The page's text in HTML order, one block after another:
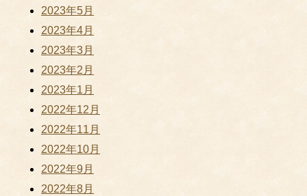
2023年5月
2023年4月
2023年3月
2023年2月
2023年1月
2022年12月
2022年11月
2022年10月
2022年9月
2022年8月